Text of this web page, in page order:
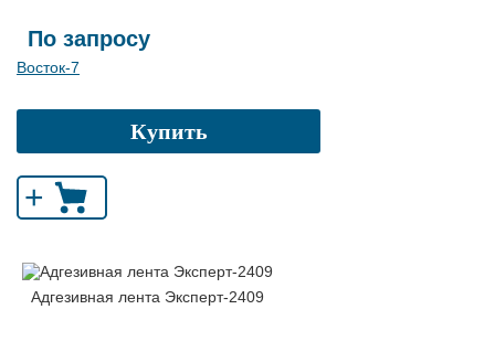
По запросу
Восток-7
Купить
+
Адгезивная лента Эксперт-2409